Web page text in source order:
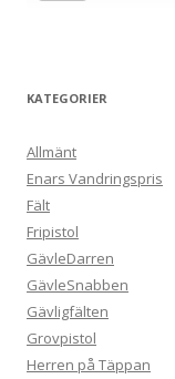
KATEGORIER
Allmänt
Enars Vandringspris
Fält
Fripistol
GävleDarren
GävleSnabben
Gävligfälten
Grovpistol
Herren på Täppan